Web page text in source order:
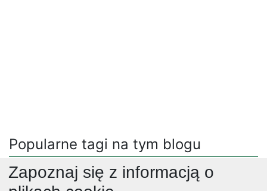
Popularne tagi na tym blogu
desery(12565) słodycze (481) wege (1715)
wegetarianska
(97) obiady
Zapoznaj się z informacją o